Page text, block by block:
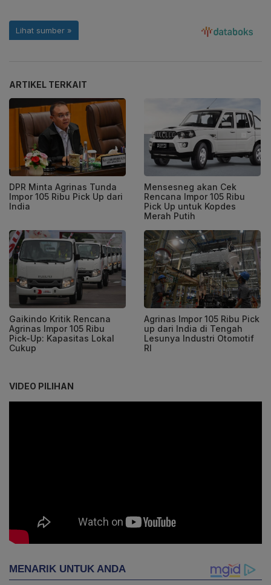
ARTIKEL TERKAIT
DPR Minta Agrinas Tunda
Impor 105 Ribu Pick Up dari
India
Mensesneg akan Cek
Rencana Impor 105 Ribu
Pick Up untuk Kopdes
Merah Putih
Gaikindo Kritik Rencana
Agrinas Impor 105 Ribu
Pick-Up: Kapasitas Lokal
Cukup
Agrinas Impor 105 Ribu Pick
up dari India di Tengah
Lesunya Industri Otomotif
RI
VIDEO PILIHAN